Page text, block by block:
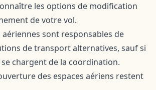
les options de modification
de votre vol.
aériennes sont responsables de
de transport alternatives, sauf si
se chargent de la coordination.
des espaces aériens restent